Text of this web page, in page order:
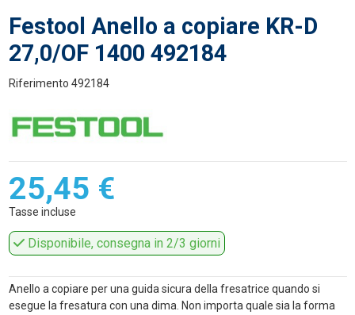
Festool Anello a copiare KR-D
27,0/OF 1400 492184
Riferimento 492184
25,45 €
Tasse incluse
Disponibile, consegna in 2/3 giorni
Anello a copiare per una guida sicura della fresatrice quando si
esegue la fresatura con una dima. Non importa quale sia la forma